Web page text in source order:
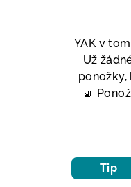
YAK v
Už
🧦
Tip